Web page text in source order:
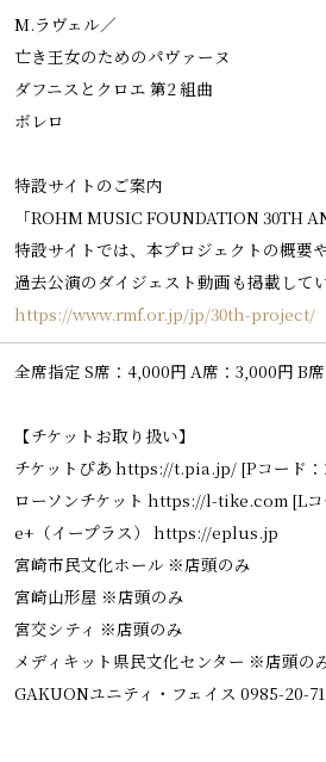
M.ラヴェル／
亡き王女のためのパヴァーヌ
ダフニスとクロエ 第2 組曲
ボレロ
特設サイトのご案内
「ROHM MUSIC FOUNDATION 30TH
特設サイトでは、本プロジェクトの概要
過去公演のダイジェスト動画も掲載して
https://www.rmf.or.jp/jp/30th-project/
全席指定 S席： 4,000円 A席： 3,000円 B席
【チケットお取り扱い】
チケットぴあ https://t.pia.jp/ [Pコード：
ローソンチケット https://l-tike.com [L
e+（イープラス） https://eplus.jp
宮崎市民文化ホール ※店頭のみ
宮崎山形屋 ※店頭のみ
宮交シティ ※店頭のみ
メディキット県民文化センター ※店頭の
GAKUONユニティ・フェイス 0985-20-